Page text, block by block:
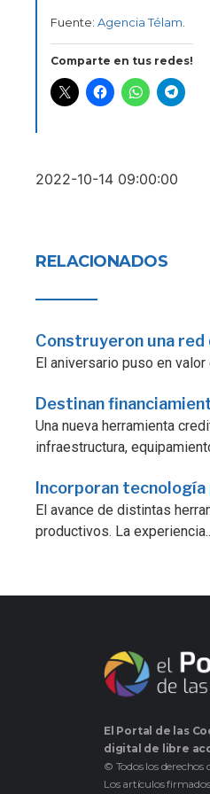
Fuente: Agencia Télam
Comparte en tus redes!
2022-10-14 09:00:00
RELACIONADOS
Construyeron una
El aniversario puso en
Destinan
Una nueva herramienta
infraestructura,
Incorporan
El avance de distintas
productivos. La
El Portal de las
digital de libre
© Todos los derechos
Los artículos